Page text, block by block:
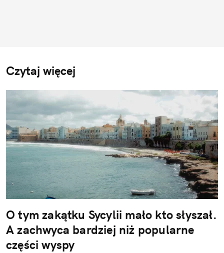
Czytaj więcej
O tym zakątku Sycylii mało kto słyszał.
A zachwyca bardziej niż popularne
części wyspy